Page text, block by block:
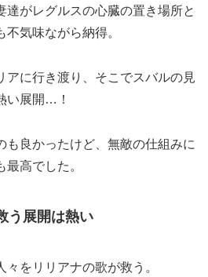
達がレグルスの心臓の置き場所と
気味ながら納得。
アに行き渡り、そこでスバルの見
い展開…！
も良かったけど、無敵の仕組みに
高でした。
う展開は熱い
々をリリアナの歌が救う。